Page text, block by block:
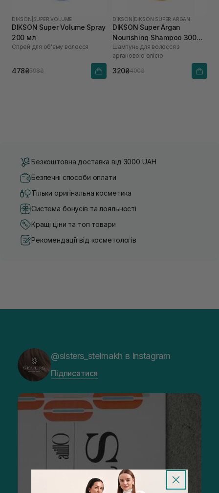
DIKSON SUPER VOLUME
DIKSON Super Volume Spray
200 мл
Спрей для об'єму волосся
478₴598₴
DIKSON DIKSON SUPER ARGAN
DIKSON Super Argan
Nourishing Shampoo 300
мл
Шампунь для волосся з
аргановою олією
320₴400₴
Безкоштовна доставка від 3000 UAH
Безпечні способи оплати
Тільки оригінальна косметика
Система бонусів та лояльності
Кращі ціни та топ товари
Рекомендації від косметологів
@sisters_stelmakh в Instagram
Підписатися